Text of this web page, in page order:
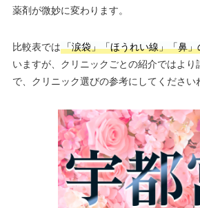
薬剤が微妙に変わります。
比較表では「涙袋」「ほうれい線」「鼻
いますが、クリニックごとの紹介ではより
で、クリニック選びの参考にしてください